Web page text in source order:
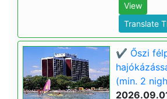
View
Translate
✔️ Őszi
(min. 2